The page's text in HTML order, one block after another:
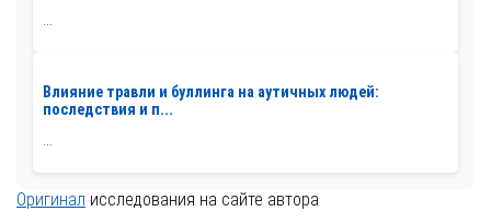
...
Влияние травли и буллинга на аутичных людей:
последствия и п...
Оригинал исследования на сайте автора